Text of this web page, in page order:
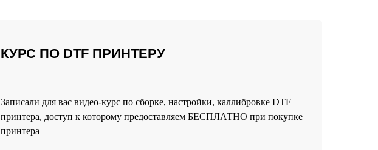
КУРС ПО DTF ПРИНТЕРУ
Записали для вас видео-курс по сборке, настройки, каллибровке DTF
принтера, доступ к которому предоставляем БЕСПЛАТНО при покупке
принтера